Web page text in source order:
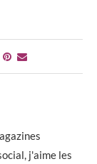
j'aime les